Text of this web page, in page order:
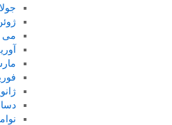
جولای
ژوئن
می 2013
آوریل
مارس
فوریه
ژانویه
نوامبر